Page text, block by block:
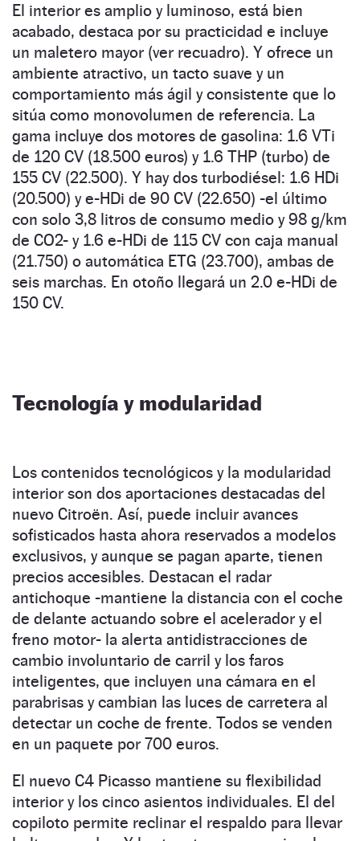
El interior es amplio y luminoso, está bien
acabado, destaca por su practicidad e incluye
un maletero mayor (ver recuadro). Y ofrece un
ambiente atractivo, un tacto suave y un
comportamiento más ágil y consistente que lo
sitúa como monovolumen de referencia. La
gama incluye dos motores de gasolina: 1.6 VTi
de 120 CV (18.500 euros) y 1.6 THP (turbo) de
155 CV (22.500). Y hay dos turbodiésel: 1.6 HDi
(20.500) y e-HDi de 90 CV (22.650) -el último
con solo 3,8 litros de consumo medio y 98 g/km
de CO2- y 1.6 e-HDi de 115 CV con caja manual
(21.750) o automática ETG (23.700), ambas de
seis marchas. En otoño llegará un 2.0 e-HDi de
150 CV.
Tecnología y modularidad
Los contenidos tecnológicos y la modularidad
interior son dos aportaciones destacadas del
nuevo Citroën. Así, puede incluir avances
sofisticados hasta ahora reservados a modelos
exclusivos, y aunque se pagan aparte, tienen
precios accesibles. Destacan el radar
antichoque -mantiene la distancia con el coche
de delante actuando sobre el acelerador y el
freno motor- la alerta antidistracciones de
cambio involuntario de carril y los faros
inteligentes, que incluyen una cámara en el
parabrisas y cambian las luces de carretera al
detectar un coche de frente. Todos se venden
en un paquete por 700 euros.
El nuevo C4 Picasso mantiene su flexibilidad
interior y los cinco asientos individuales. El del
copiloto permite reclinar el respaldo para llevar